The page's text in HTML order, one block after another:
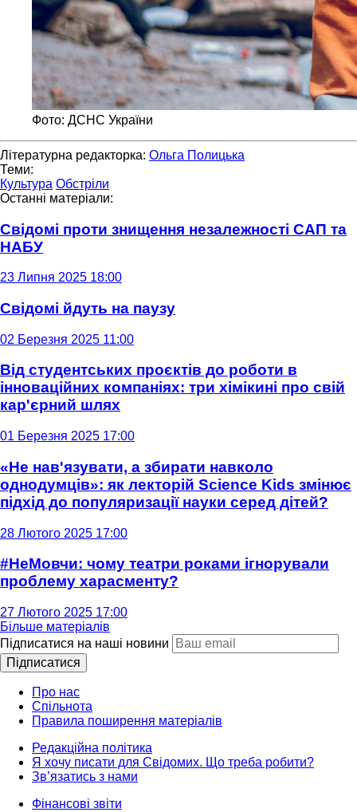
Фото: ДСНС України
Літературна редакторка: Ольга Полицька
Теми:
Культура Обстріли
Останні матеріали:
Свідомі проти знищення незалежності САП та
НАБУ
23 Липня 2025 18:00
Свідомі йдуть на паузу
02 Березня 2025 11:00
Від студентських проєктів до роботи в
інноваційних компаніях: три хімікині про свій
кар'єрний шлях
01 Березня 2025 17:00
«Не нав'язувати, а збирати навколо
однодумців»: як лекторій Science Kids змінює
підхід до популяризації науки серед дітей?
28 Лютого 2025 17:00
#НеМовчи: чому театри роками ігнорували
проблему харасменту?
27 Лютого 2025 17:00
Більше матеріалів
Підписатися на наші новини
Підписатися
Про нас
Спільнота
Правила поширення матеріалів
Редакційна політика
Я хочу писати для Свідомих. Що треба робити?
Зв’язатись з нами
Фінансові звіти